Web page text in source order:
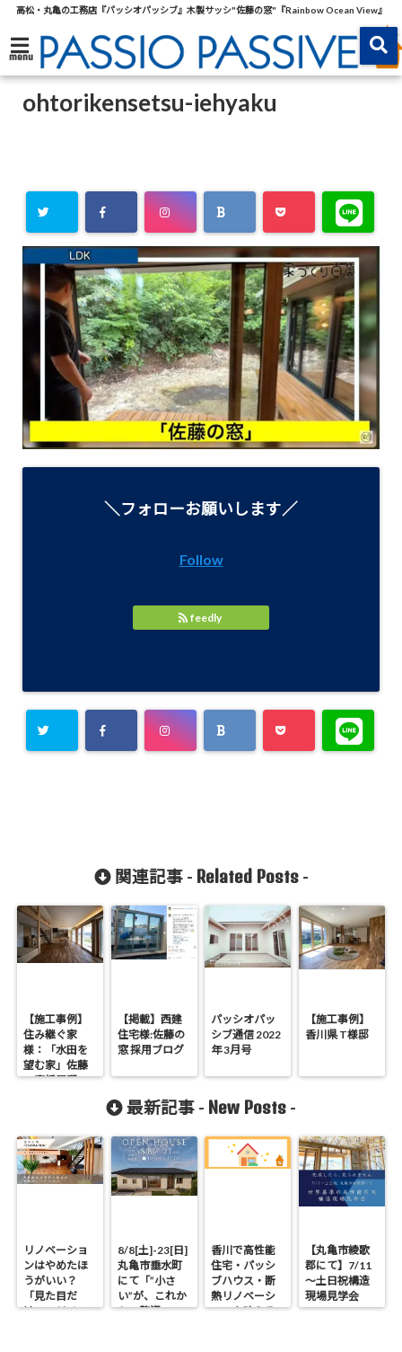
高松・丸亀の工務店『パッシオパッシブ』木製サッシ"佐藤の窓"『Rainbow Ocean View』
menu
ohtorikensetsu-iehyaku
＼フォローお願いします／
Follow
feedly
関連記事 - Related Posts-
【施工事例】
住み継ぐ家
様：「水田を
望む家」佐藤
の窓採用邸
【掲載】西建
住宅様:佐藤の
窓 採用ブログ
パッシオパッ
シブ通信 2022
年 3月号
【施工事例】
香川県 T様邸
最新記事 - New Posts -
リノベーショ
ンはやめたほ
うがいい？
「見た目だ
け」のリノベ
8/8[土]-23[日]
丸亀市垂水町
にて「”小さ
い”が、これか
らの贅沢。」
香川で高性能
住宅・パッシ
ブハウス・断
熱リノベーシ
ョンを叶える
【丸亀市綾歌
郡にて】7/11
～土日祝構造
現場見学会